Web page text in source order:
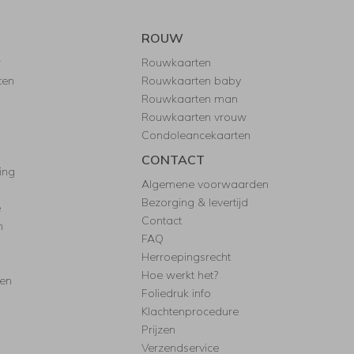
ROUW
Rouwkaarten
Rouwkaarten baby
Rouwkaarten man
Rouwkaarten vrouw
Condoleancekaarten
CONTACT
Algemene voorwaarden
Bezorging & levertijd
Contact
FAQ
Herroepingsrecht
Hoe werkt het?
Foliedruk info
Klachtenprocedure
Prijzen
Verzendservice